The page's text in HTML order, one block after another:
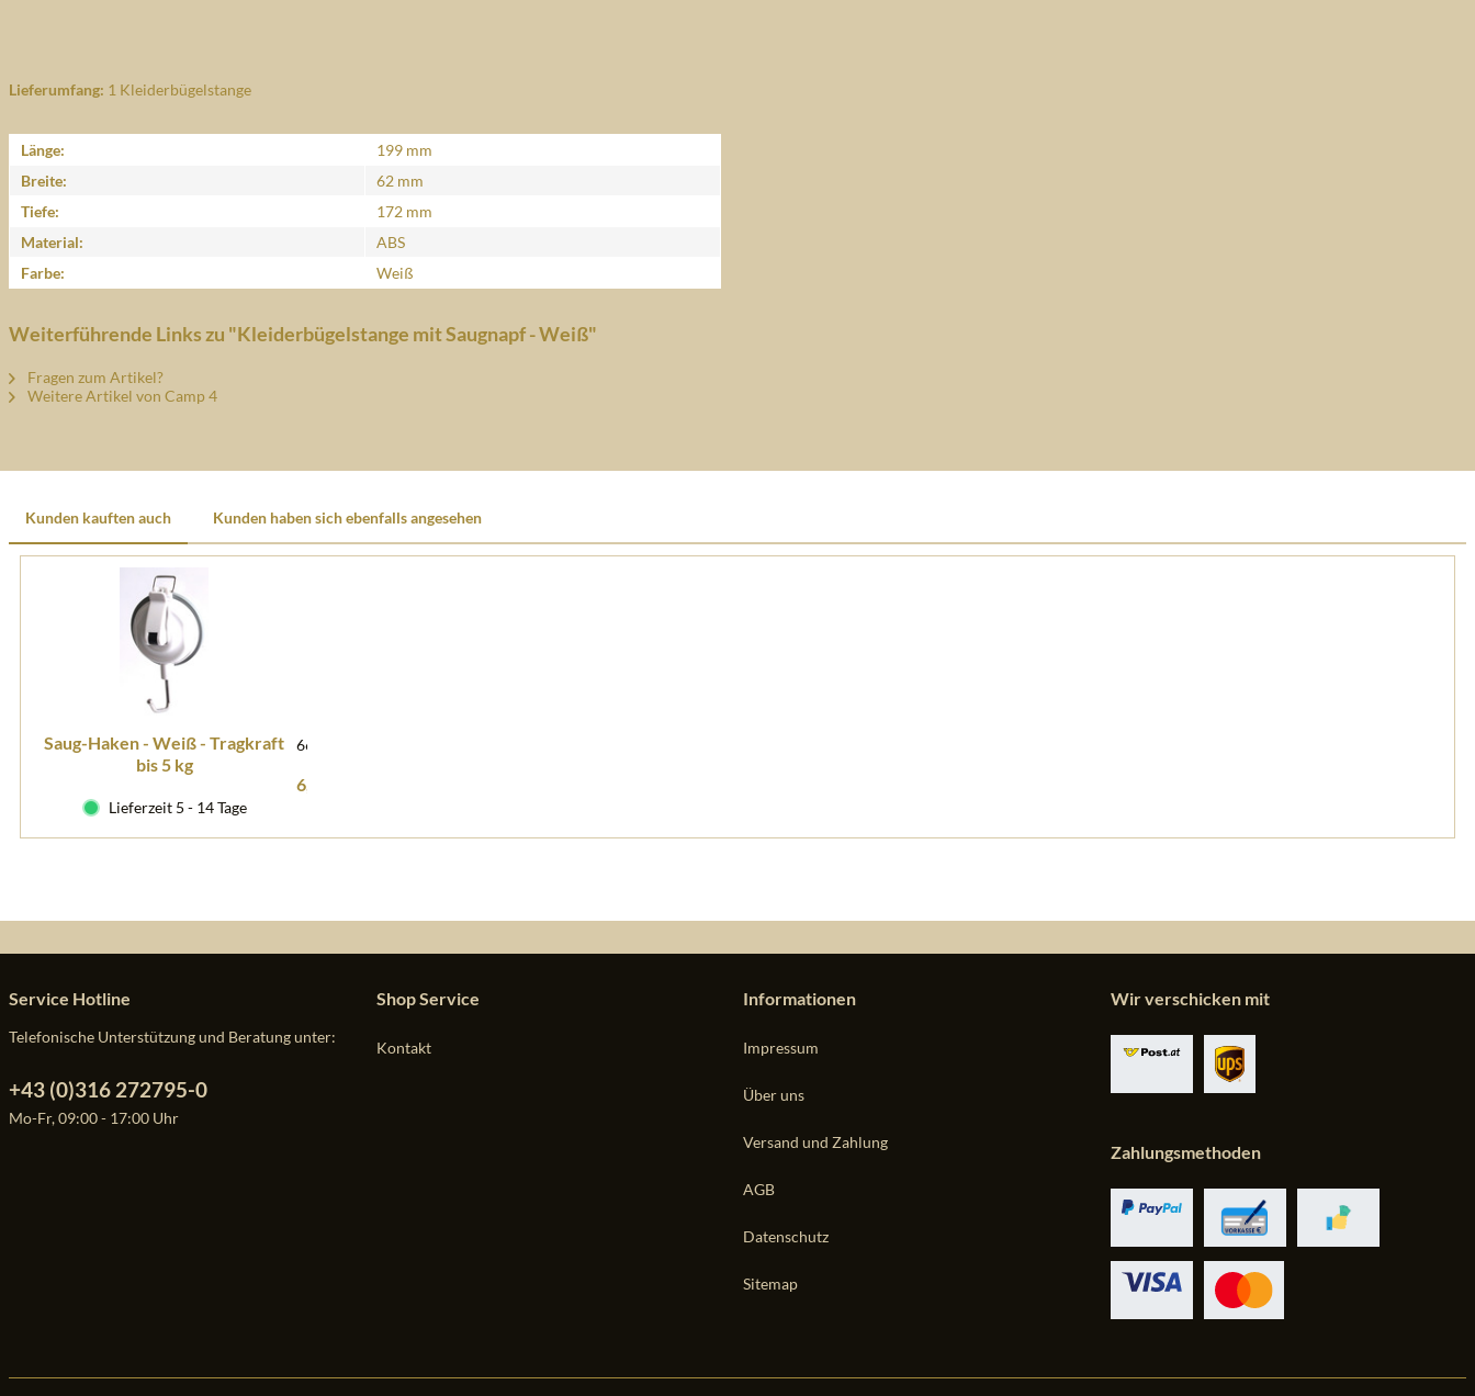
Lieferumfang: 1 Kleiderbügelstange
Länge:
199 mm
Breite:
62 mm
Tiefe:
172 mm
Material:
ABS
Farbe:
Weiß
Weiterführende Links zu "Kleiderbügelstange mit Saugnapf - Weiß"
Fragen zum Artikel?
Weitere Artikel von Camp 4
Kunden kauften auch Kunden haben sich ebenfalls angesehen
Saug-Haken - Weiß - Tragkraft
bis 5 kg
66514
6,70 € *
Lieferzeit 5 - 14 Tage
Service Hotline
Telefonische Unterstützung und Beratung unter:
+43 (0)316 272795-0
Mo-Fr, 09:00 - 17:00 Uhr
Shop Service
Kontakt
Informationen
Impressum
Über uns
Versand und Zahlung
AGB
Datenschutz
Sitemap
Wir verschicken mit
Zahlungsmethoden